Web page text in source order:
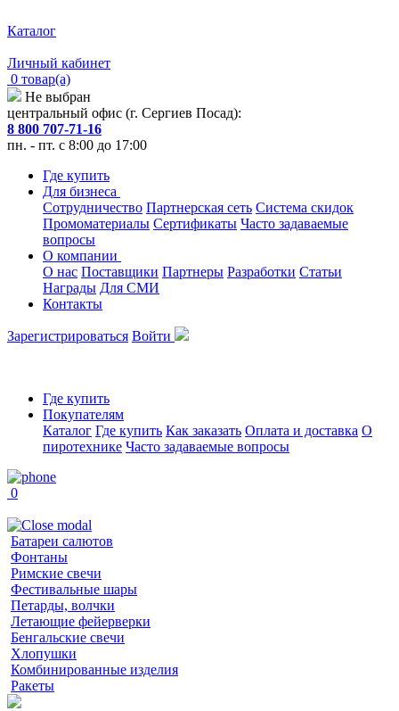
Каталог
Личный кабинет
0 товар(а)
Не выбран
центральный офис (г. Сергиев Посад):
8 800 707-71-16
пн. - пт. с 8:00 до 17:00
Где купить
Для бизнеса
Сотрудничество Партнерская сеть Система скидок
Промоматериалы Сертификаты Часто задаваемые
вопросы
О компании
О нас Поставщики Партнеры Разработки Статьи
Награды Для СМИ
Контакты
Зарегистрироваться Войти
Где купить
Покупателям
Каталог Где купить Как заказать Оплата и доставка О
пиротехнике Часто задаваемые вопросы
0
Батареи салютов
Фонтаны
Римские свечи
Фестивальные шары
Петарды, волчки
Летающие фейерверки
Бенгальские свечи
Хлопушки
Комбинированные изделия
Ракеты